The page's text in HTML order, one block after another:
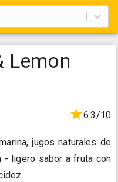
Lemon
6.3/10
jugos naturales de
- ligero sabor a fruta con